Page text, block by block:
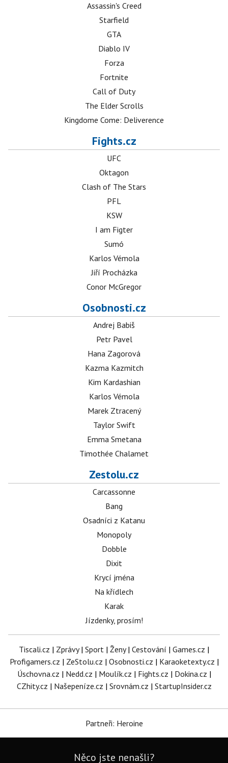
Assassin's Creed
Starfield
GTA
Diablo IV
Forza
Fortnite
Call of Duty
The Elder Scrolls
Kingdome Come: Deliverence
Fights.cz
UFC
Oktagon
Clash of The Stars
PFL
KSW
I am Figter
Sumó
Karlos Vémola
Jiří Procházka
Conor McGregor
Osobnosti.cz
Andrej Babiš
Petr Pavel
Hana Zagorová
Kazma Kazmitch
Kim Kardashian
Karlos Vémola
Marek Ztracený
Taylor Swift
Emma Smetana
Timothée Chalamet
Zestolu.cz
Carcassonne
Bang
Osadníci z Katanu
Monopoly
Dobble
Dixit
Krycí jména
Na křídlech
Karak
Jízdenky, prosím!
Tiscali.cz | Zprávy| Sport | Ženy| Cestování | Games.cz |
Profigamers.cz | ZeStolu.cz | Osobnosti.cz | Karaoketexty.cz |
Úschovna.cz | Nedd.cz | Moulík.cz | Fights.cz | Dokina.cz |
CZhity.cz | Našepeníze.cz | Srovnám.cz | StartupInsider.cz
Partneři: Heroine
Něco jste nenašli?